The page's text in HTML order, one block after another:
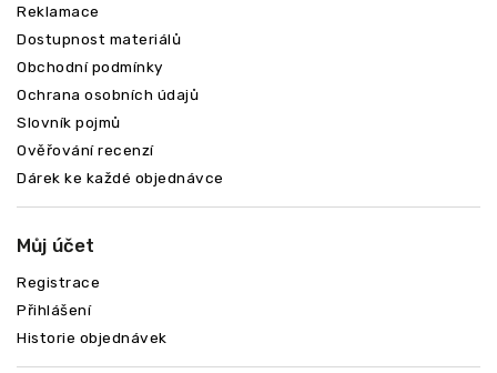
Reklamace
Dostupnost materiálů
Obchodní podmínky
Ochrana osobních údajů
Slovník pojmů
Ověřování recenzí
Dárek ke každé objednávce
Můj účet
Registrace
Přihlášení
Historie objednávek